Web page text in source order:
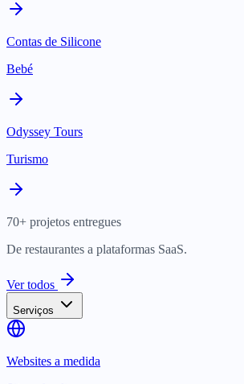
Contas de Silicone
Bebé
Odyssey Tours
Turismo
70+ projetos entregues
De restaurantes a plataformas SaaS.
Ver todos
Serviços
Websites a medida